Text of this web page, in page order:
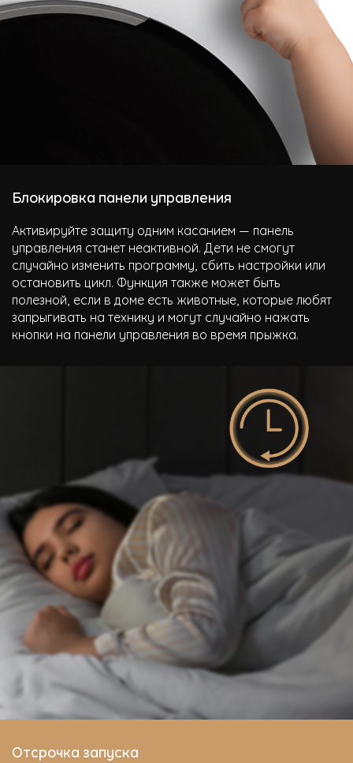
Блокировка панели управления
Активируйте защиту одним касанием — панель
управления станет неактивной. Дети не смогут
случайно изменить программу, сбить настройки или
остановить цикл. Функция также может быть
полезной, если в доме есть животные, которые любят
запрыгивать на технику и могут случайно нажать
кнопки на панели управления во время прыжка.
Отсрочка запуска